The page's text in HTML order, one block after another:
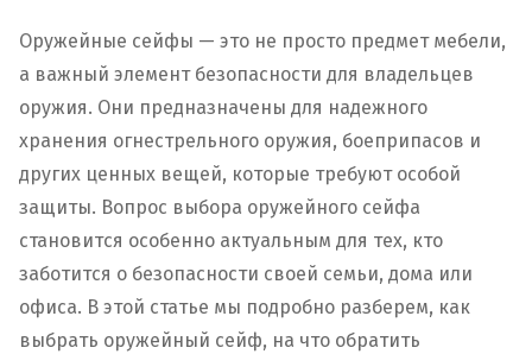
Оружейные сейфы — это не просто предмет мебели,
а важный элемент безопасности для владельцев
оружия. Они предназначены для надежного
хранения огнестрельного оружия, боеприпасов и
других ценных вещей, которые требуют особой
защиты. Вопрос выбора оружейного сейфа
становится особенно актуальным для тех, кто
заботится о безопасности своей семьи, дома или
офиса. В этой статье мы подробно разберем, как
выбрать оружейный сейф, на что обратить